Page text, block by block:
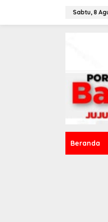
Sabtu, 8
Beranda